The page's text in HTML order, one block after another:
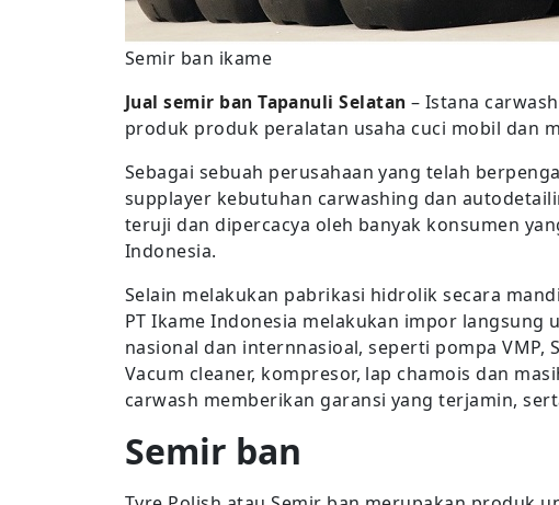
Semir ban ikame
Jual semir ban Tapanuli Selatan – Istana
produk produk peralatan usaha cuci mobil dan
Sebagai sebuah perusahaan yang telah
supplayer kebutuhan carwashing dan
teruji dan dipercacya oleh banyak konsumen
Indonesia.
Selain melakukan pabrikasi hidrolik secara
PT Ikame Indonesia melakukan impor
nasional dan internnasioal, seperti pompa VMP,
Vacum cleaner, kompresor, lap chamois dan
carwash memberikan garansi yang terjamin,
Semir ban